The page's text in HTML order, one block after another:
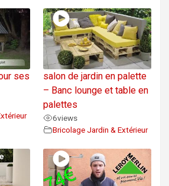
ses
salon de jardin en palette
– Banc lounge et table en
palettes
6views
Bricolage Jardin & Extérieur